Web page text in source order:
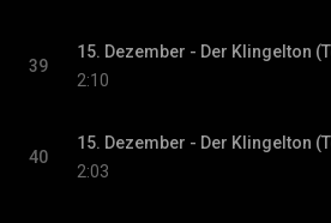
39
15. Dezember - Der Klingelton
2:10
40
15. Dezember - Der Klingelton
2:03